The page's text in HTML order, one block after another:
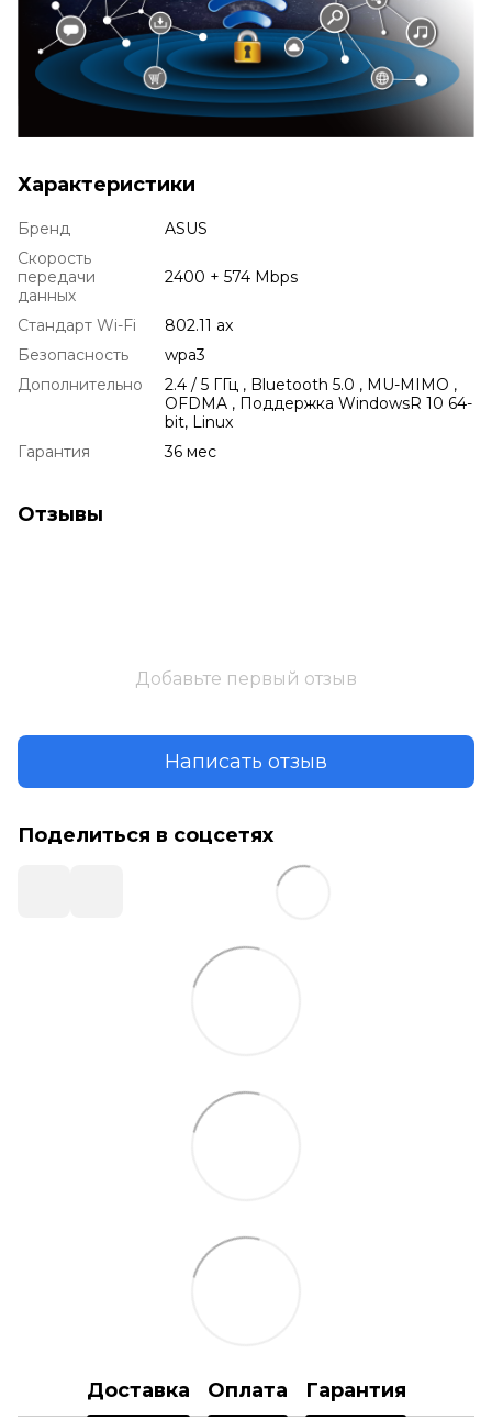
Характеристики
Бренд
ASUS
Скорость
передачи
данных
2400 + 574 Mbps
Стандарт Wi-Fi
802.11 ax
Безопасность
wpa3
Дополнительно
2.4 / 5 ГГц , Bluetooth 5.0 , MU-MIMO ,
OFDMA , Поддержка WindowsR 10 64-
bit, Linux
Гарантия
36 мес
Отзывы
Добавьте первый отзыв
Написать отзыв
Поделиться в соцсетях
Доставка Оплата Гарантия